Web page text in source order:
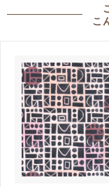
こ